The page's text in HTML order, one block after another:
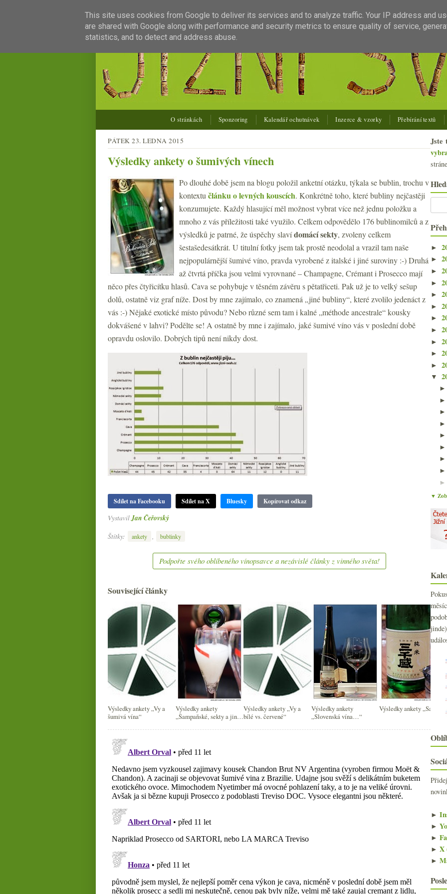
O stránkách Sponzoring Kalendář ochutnávek Inzerce & vzorky Přebírání textů
PÁTEK 23. LEDNA 2015
Výsledky ankety o šumivých vínech
Po dlouhé době jsem na blogu položil anketní otázku, týkala se bublin, trochu v
kontextu článku o levných kouscích. Konkrétně toho, které bubliny nejčastěji
konzumujete. Každý hlasující měl možnost vybrat více než jednu položku a
mnoho z vás příležitosti také využilo. Celkem odpovědělo 176 bublinomilců a z
výsledků je patrné, že úspěchy slavídomácí sekty, zvoleny celkem
šestašedesátkrát. U titulní fotky jsem tak prostě neodolal a vrazil tam naše
nejpopulárnější šumivé víno, pravda vyrobené z italské i jiné suroviny :-) Druhá
až čtvrtá příčka jsou velmi vyrovnané – Champagne, Crémant i Prosecco mají
něco přes čtyřicítku hlasů. Cava se pohybuje v těsném závěru s pětatřiceti. Pak už je to velký sešup
dolů, ostatně viz graf níže. Dost by mne zajímalo, co znamená „jiné bubliny“, které zvolilo jedenáct z
vás :-) Nějaké exotické místo původu? Nebo různé sem tam i kalné „méthode ancestrale“ kousky
dokvášené v lahvi? Podělte se! A ostatně by mne i zajímalo, jaké šumivé víno vás v poslední době
opravdu oslovilo. Dobrých tipů není nikdy dost.
Sdílet na Facebooku Sdílet na X Bluesky Kopírovat odkaz
VystavilJan Čeřovský
Štítky:
ankety bublinky
Podpořte svého oblíbeného vínopsavce a nezávislé články z vinného světa!
Související články
Výsledky ankety „Vy a
šumivá vína“
Výsledky ankety
„Šampaňské, sekty a jiná
Výsledky ankety „Vy a
bílé vs. červené“
Výsledky ankety
„Slovenská vína…“
Výsledky ankety „Saké?“
Jste
►
►
►
►
►
►
►
►
►
►
►
▼
►
►
►
►
►
►
▼
►
►
►
► X
►
This site uses cookies from Google to deliver its services and to analyze traffic. Your IP address and
are shared with Google along with performance and security metrics to ensure quality of service,
statistics, and to detect and address abuse.